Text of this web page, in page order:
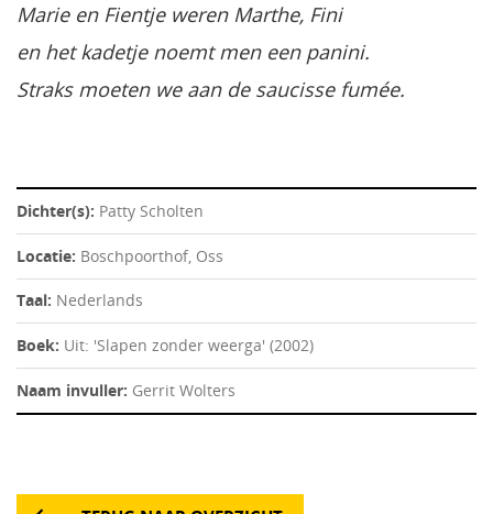
Marie en Fientje weren Marthe, Fini
en het kadetje noemt men een panini.
Straks moeten we aan de saucisse fumée.
Dichter(s): Patty Scholten
Locatie: Boschpoorthof, Oss
Taal: Nederlands
Boek: Uit: 'Slapen zonder weerga' (2002)
Naam invuller: Gerrit Wolters